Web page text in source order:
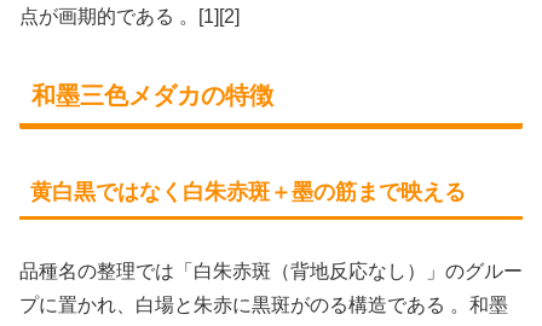
点が画期的である 。[1][2]
和墨三色メダカの特徴
黄白黒ではなく白朱赤斑＋墨の筋まで映える
品種名の整理では「白朱赤斑（背地反応なし）」のグルー
プに置かれ、白場と朱赤に黒斑がのる構造である 。和墨